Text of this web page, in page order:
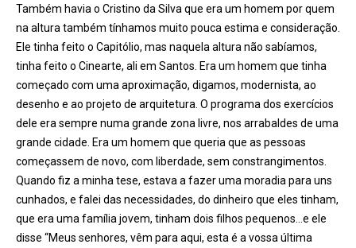
Também havia o Cristino da Silva que era um homem por quem
na altura também tínhamos muito pouca estima e consideração.
Ele tinha feito o Capitólio, mas naquela altura não sabíamos,
tinha feito o Cinearte, ali em Santos. Era um homem que tinha
começado com uma aproximação, digamos, modernista, ao
desenho e ao projeto de arquitetura. O programa dos exercícios
dele era sempre numa grande zona livre, nos arrabaldes de uma
grande cidade. Era um homem que queria que as pessoas
começassem de novo, com liberdade, sem constrangimentos.
Quando fiz a minha tese, estava a fazer uma moradia para uns
cunhados, e falei das necessidades, do dinheiro que eles tinham,
que era uma família jovem, tinham dois filhos pequenos…e ele
disse “Meus senhores, vêm para aqui, esta é a vossa última